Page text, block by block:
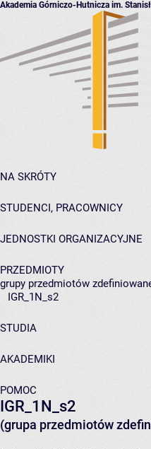
Akademia Górniczo-Hutnicza im.
NA SKRÓTY
STUDENCI, PRACOWNICY
JEDNOSTKI ORGANIZACYJNE
PRZEDMIOTY
grupy przedmiotów
IGR_1N_s2
STUDIA
AKADEMIKI
POMOC
IGR_1N_s2
(grupa przedmiotów